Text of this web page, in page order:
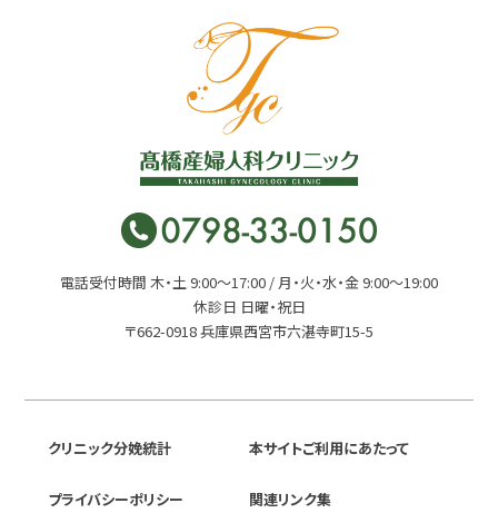
電話受付時間 木・土 9:00〜17:00 / 月・火・水・金 9:00〜19:00
休診日 日曜・祝日
〒662-0918 兵庫県西宮市六湛寺町15-5
クリニック分娩統計 本サイトご利用にあたって
プライバシーポリシー 関連リンク集